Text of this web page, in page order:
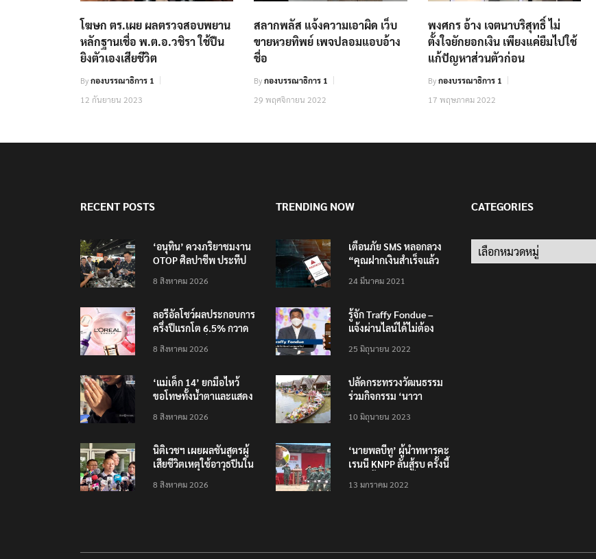
โฆษก ตร.เผย ผลตรวจสอบพยาน
หลักฐานเชื่อ พ.ต.อ.วชิรา ใช้ปืน
ยิงตัวเองเสียชีวิต
Byกองบรรณาธิการ 1
12 กันยายน 2023
สลากพลัส แจ้งความเอาผิด เว็บ
ขายหวยทิพย์ เพจปลอมแอบอ้าง
ชื่อ
Byกองบรรณาธิการ 1
29 พฤศจิกายน 2022
พงศกร อ้าง เจตนาบริสุทธิ์ ไม่
ตั้งใจยักยอกเงิน เพียงแค่ยืมไปใช้
แก้ปัญหาส่วนตัวก่อน
Byกองบรรณาธิการ 1
17 พฤษภาคม 2022
RECENT POSTS
‘อนุทิน’ ควงภริยาชมงาน
OTOP ศิลปาชีพ ประทีป
8 สิงหาคม 2026
ลอรีอัลโชว์ผลประกอบการ
ครึ่งปีแรกโต 6.5% กวาด
คว้าไลเซนส์ ‘กุชชี่’ 50 ปี
ตลาดไทย
8 สิงหาคม 2026
‘แม่เด็ก 14’ ยกมือไหว้
ขอโทษทั้งน้ำตาและแสดง
เสียชีวิต
8 สิงหาคม 2026
นิติเวชฯ เผยผลชันสูตรผู้
เสียชีวิตเหตุใช้อาวุธปืนใน
จุดสำคัญทั้งหมด
8 สิงหาคม 2026
TRENDING NOW
เตือนภัย SMS หลอกลวง
“คุณฝากเงินสำเร็จแล้ว
200,000 บาท”
24 มีนาคม 2021
รู้จัก Traffy Fondue –
แจ้งผ่านไลน์ได้ไม่ต้อง
ทั่วไทย ไม่ใช่แค่ในกรุง
25 มิถุนายน 2022
ปลัดกระทรวงวัฒนธรรม
ร่วมกิจกรรม ‘นาวา
ตักบาตรทางน้ำ
10 มิถุนายน 2023
‘นายพลบีทู’ ผู้นำทหารคะ
เรนนี KNPP ลั่นสู้รบ ครั้งนี้
ประชาชนต้องชนะ
13 มกราคม 2022
CATEGORIES
Categories